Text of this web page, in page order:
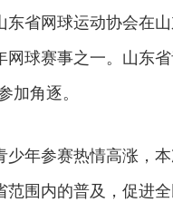
省网球运动协会在
球赛事之一。山东
角逐。
年参赛热情高涨，
围内的普及，促进全